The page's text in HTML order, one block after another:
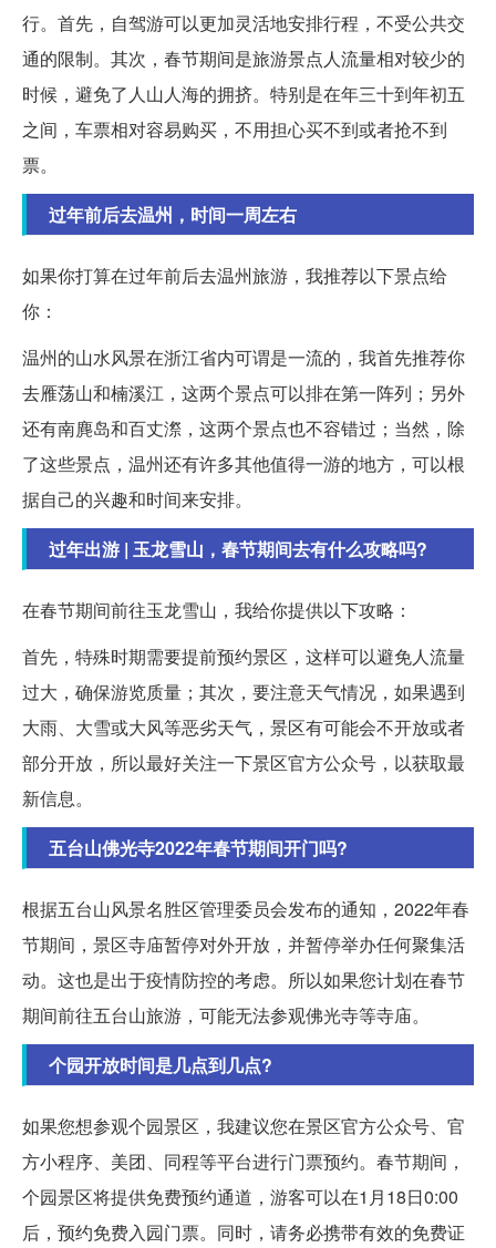
行。首先，自驾游可以更加灵活地安排行程，不受公共交
通的限制。其次，春节期间是旅游景点人流量相对较少的
时候，避免了人山人海的拥挤。特别是在年三十到年初五
之间，车票相对容易购买，不用担心买不到或者抢不到
票。
过年前后去温州，时间一周左右
如果你打算在过年前后去温州旅游，我推荐以下景点给
你：
温州的山水风景在浙江省内可谓是一流的，我首先推荐你
去雁荡山和楠溪江，这两个景点可以排在第一阵列；另外
还有南麂岛和百丈漈，这两个景点也不容错过；当然，除
了这些景点，温州还有许多其他值得一游的地方，可以根
据自己的兴趣和时间来安排。
过年出游 | 玉龙雪山，春节期间去有什么攻略吗?
在春节期间前往玉龙雪山，我给你提供以下攻略：
首先，特殊时期需要提前预约景区，这样可以避免人流量
过大，确保游览质量；其次，要注意天气情况，如果遇到
大雨、大雪或大风等恶劣天气，景区有可能会不开放或者
部分开放，所以最好关注一下景区官方公众号，以获取最
新信息。
五台山佛光寺2022年春节期间开门吗?
根据五台山风景名胜区管理委员会发布的通知，2022年春
节期间，景区寺庙暂停对外开放，并暂停举办任何聚集活
动。这也是出于疫情防控的考虑。所以如果您计划在春节
期间前往五台山旅游，可能无法参观佛光寺等寺庙。
个园开放时间是几点到几点?
如果您想参观个园景区，我建议您在景区官方公众号、官
方小程序、美团、同程等平台进行门票预约。春节期间，
个园景区将提供免费预约通道，游客可以在1月18日0:00
后，预约免费入园门票。同时，请务必携带有效的免费证